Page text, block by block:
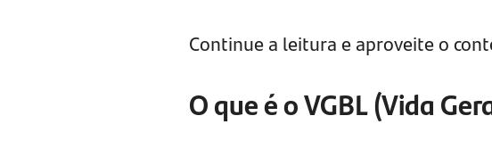
Continue a leitura e aproveite o
O que é o VGBL (Vida